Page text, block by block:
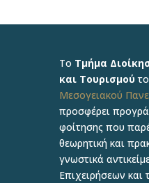
Το Τμήμα
και Τουρισμού
Μεσογειακού
προσφέρει
φοίτησης που
θεωρητική και
γνωστικά
Επιχειρήσεων και